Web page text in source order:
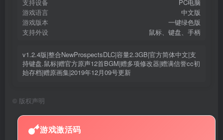
支持设备
PC电脑
游戏语言
中文版
游戏版本
一键绿色版
支持外设
鼠标、键盘、手柄
v1.2.4版|整合NewProspectsDLC|容量2.3GB|官方简体中文|支
持键盘.鼠标|赠官方原声12首BGM|赠多项修改器|赠满信誉cc初
始存档|赠原画集|2019年12月09号更新
© 版权声明
游戏激活码